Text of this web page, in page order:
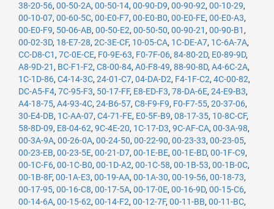
38-20-56, 00-50-2A, 00-50-14, 00-90-D9, 00-90-92, 00-10-29,
00-10-07, 00-60-5C, 00-E0-F7, 00-E0-B0, 00-E0-FE, 00-E0-A3,
00-E0-F9, 50-06-AB, 00-50-E2, 00-50-50, 00-90-21 , 00-90-B1 ,
00-02-3D, 18-E7-28, 2C-3E-CF, 10-05-CA, 1C-DE-A7, 1C-6A-7A,
CC-D8-C1 , 7C-0E-CE, F0-9E-63, F0-7F-06, 84-80-2D, E0-89-9D,
A8-9D-21 , BC-F1-F2, C8-00-84, A0-F8-49, 88-90-8D, A4-6C-2A,
1C-1D-86, C4-14-3C, 24-01-C7, 04-DA-D2, F4-1F-C2, 4C-00-82,
DC-A5-F4, 7C-95-F3, 50-17-FF, E8-ED-F3, 78-DA-6E, 24-E9-B3,
A4-18-75, A4-93-4C, 24-B6-57, C8-F9-F9, F0-F7-55, 20-37-06,
30-E4-DB, 1C-AA-07, C4-71-FE, E0-5F-B9, 08-17-35, 10-8C-CF,
58-8D-09, E8-04-62, 9C-4E-20, 1C-17-D3, 9C-AF-CA, 00-3A-98,
00-3A-9A, 00-26-0A, 00-24-50, 00-22-90, 00-23-33, 00-23-05,
00-23-EB, 00-23-5E, 00-21-D7, 00-1E-BE, 00-1E-BD, 00-1F-C9,
00-1C-F6, 00-1C-B0, 00-1D-A2, 00-1C-58, 00-1B-53, 00-1B-0C,
00-1B-8F, 00-1A-E3, 00-19-AA, 00-1A-30, 00-19-56, 00-18-73,
00-17-95, 00-16-C8, 00-17-5A, 00-17-0E, 00-16-9D, 00-15-C6,
00-14-6A, 00-15-62, 00-14-F2, 00-12-7F, 00-11-BB, 00-11-BC,